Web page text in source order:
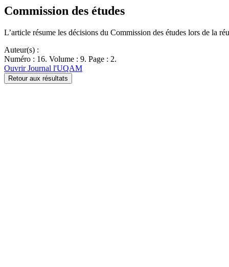
Commission des études
L’article résume les décisions du Commission des études lors de la
Auteur(s) :
Numéro : 16. Volume : 9. Page : 2.
Ouvrir Journal l'UQAM
Retour aux résultats